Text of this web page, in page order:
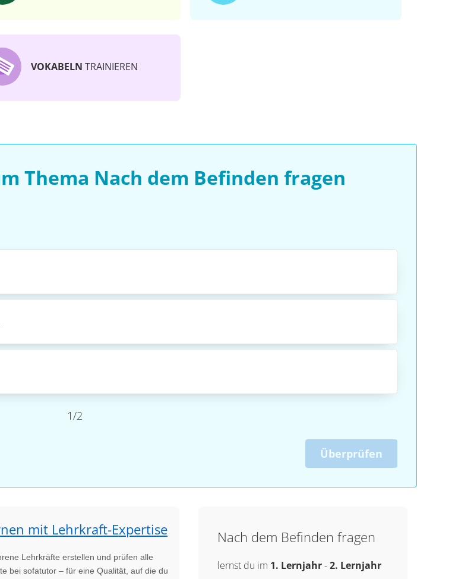
VOKABELN TRAINIEREN
Thema Nach dem Befinden fragen
1/2
Überprüfen
mit Lehrkraft-Expertise
Lehrkräfte erstellen und prüfen alle
bei sofatutor – für eine Qualität, auf die du
Nach dem Befinden fragen
lernst du im 1. Lernjahr-2. Lernjahr